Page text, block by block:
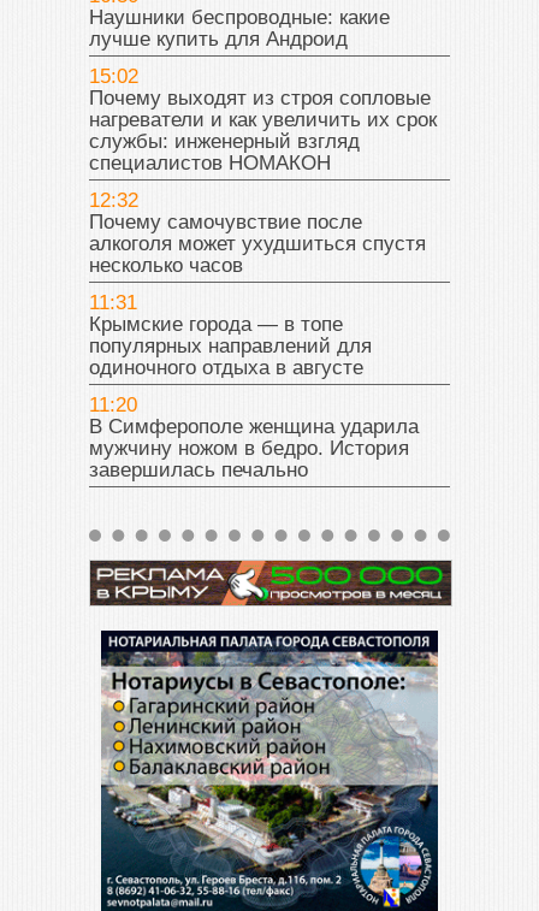
Наушники беспроводные: какие
лучше купить для Андроид
15:02
Почему выходят из строя сопловые
нагреватели и как увеличить их срок
службы: инженерный взгляд
специалистов НОМАКОН
12:32
Почему самочувствие после
алкоголя может ухудшиться спустя
несколько часов
11:31
Крымские города — в топе
популярных направлений для
одиночного отдыха в августе
11:20
В Симферополе женщина ударила
мужчину ножом в бедро. История
завершилась печально